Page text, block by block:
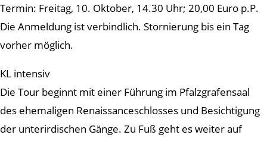
Termin: Freitag, 10. Oktober, 14.30 Uhr; 20,00 Euro p.P.
Die Anmeldung ist verbindlich. Stornierung bis ein Tag
vorher möglich.
KL intensiv
Die Tour beginnt mit einer Führung im Pfalzgrafensaal
des ehemaligen Renaissanceschlosses und Besichtigung
der unterirdischen Gänge. Zu Fuß geht es weiter auf